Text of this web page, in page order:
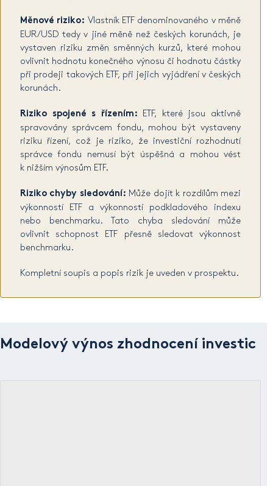
Měnové riziko: Vlastník ETF denominovaného v měně
EUR/USD tedy v jiné měně než českých korunách, je
vystaven riziku změn směnných kurzů, které mohou
ovlivnit hodnotu konečného výnosu či hodnotu částky
při prodeji takových ETF, při jejich vyjádření v českých
korunách.
Riziko spojené s řízením: ETF, které jsou aktivně
spravovány správcem fondu, mohou být vystaveny
riziku řízení, což je riziko, že investiční rozhodnutí
správce fondu nemusí být úspěšná a mohou vést
k nižším výnosům ETF.
Riziko chyby sledování: Může dojít k rozdílům mezi
výkonností ETF a výkonností podkladového indexu
nebo benchmarku. Tato chyba sledování může
ovlivnit schopnost ETF přesně sledovat výkonnost
benchmarku.
Kompletní soupis a popis rizik je uveden v prospektu.
Modelový výnos zhodnocení investic